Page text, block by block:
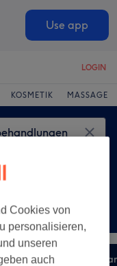
Use app
LOGIN
KOSMETIK MASSAGE
Besonderheiten
Cookies von
personalisieren,
unseren
auch